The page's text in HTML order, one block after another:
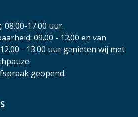
08.00-17.00 uur.
09.00 - 12.00 en van
- 13.00 uur genieten wij met
geopend.